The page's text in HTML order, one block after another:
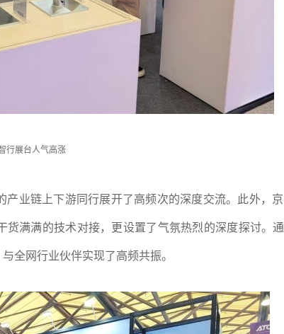
行展台人气高涨
业链上下游同行展开了高频次的深度交流。此外，
满满的技术对接，更设置了气氛热烈的深度探讨。
全网行业伙伴实现了高频共振。